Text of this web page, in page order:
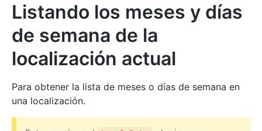
Listando los meses y días
de semana de la
localización actual
Para obtener la lista de meses o días de semana en
una localización.